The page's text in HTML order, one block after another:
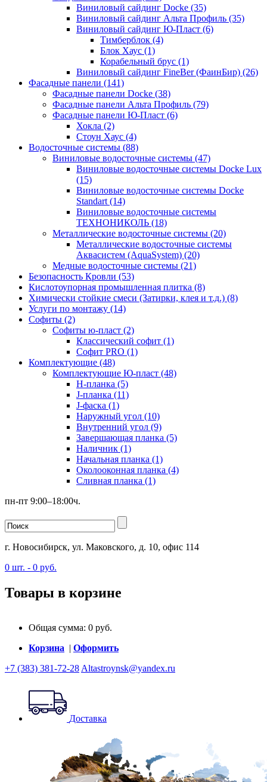
Виниловый сайдинг Docke (35)
Виниловый сайдинг Альта Профиль (35)
Виниловый сайдинг Ю-Пласт (6)
Тимберблок (4)
Блок Хаус (1)
Корабельный брус (1)
Виниловый сайдинг FineBer (ФаинБир) (26)
Фасадные панели (141)
Фасадные панели Docke (38)
Фасадные панели Альта Профиль (79)
Фасадные панели Ю-Пласт (6)
Хокла (2)
Стоун Хаус (4)
Водосточные системы (88)
Виниловые водосточные системы (47)
Виниловые водосточные системы Docke Lux
(15)
Виниловые водосточные системы Docke
Standart (14)
Виниловые водосточные системы
ТЕХНОНИКОЛЬ (18)
Металлические водосточные системы (20)
Металлические водосточные системы
Аквасистем (AquaSystem) (20)
Медные водосточные системы (21)
Безопасность Кровли (53)
Кислотоупорная промышленная плитка (8)
Химически стойкие смеси (Затирки, клея и т.д.) (8)
Услуги по монтажу (14)
Софиты (2)
Софиты ю-пласт (2)
Классический софит (1)
Софит PRO (1)
Комплектующие (48)
Комплектующие Ю-пласт (48)
H-планка (5)
J-планка (11)
J-фаска (1)
Наружный угол (10)
Внутренний угол (9)
Завершающая планка (5)
Наличник (1)
Начальная планка (1)
Околооконная планка (4)
Сливная планка (1)
пн-пт 9:00–18:00ч.
г. Новосибирск, ул. Маковского, д. 10, офис 114
0 шт. - 0 руб.
Товары в корзине
Общая сумма: 0 руб.
Корзина | Оформить
+7 (383) 381-72-28 Altastroynsk@yandex.ru
Доставка